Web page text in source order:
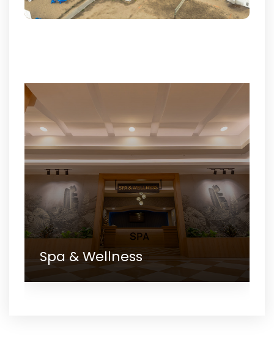
Spa & Wellness
Galerie